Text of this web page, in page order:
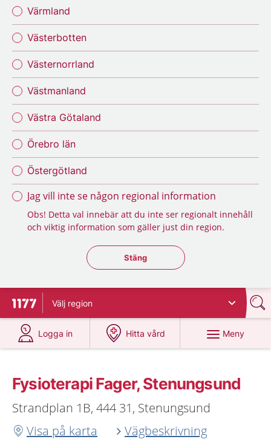
Värmland
Västerbotten
Västernorrland
Västmanland
Västra Götaland
Örebro län
Östergötland
Jag vill inte se någon regional information
Obs! Detta val innebär att du inte ser regionalt innehåll
och viktig information som gäller just din region.
Stäng regionsväljaren
Stäng
Till startsidan för 1177
Välj region
Logga in
på 1177.se
Hitta vård
på 1177.se
Meny
Fysioterapi Fager, Stenungsund
Strandplan 1B, 444 31, Stenungsund
Visa på karta
Vägbeskrivning